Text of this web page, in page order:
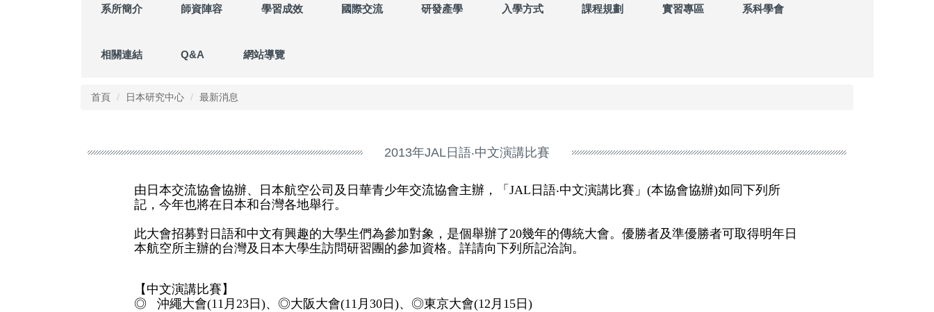
系所簡介 師資陣容 學習成效 國際交流 研發產學 入學方式 課程規劃 實習專區 系科學會
相關連結 Q&A 網站導覽
首頁 日本研究中心 最新消息
2013年JAL日語‧中文演講比賽
由日本交流協會協辦、日本航空公司及日華青少年交流協會主辦，「JAL日語‧中文演講比賽」(本協會協辦)如同下列所
記，今年也將在日本和台灣各地舉行。
此大會招募對日語和中文有興趣的大學生們為參加對象，是個舉辦了20幾年的傳統大會。優勝者及準優勝者可取得明年日
本航空所主辦的台灣及日本大學生訪問研習團的參加資格。詳請向下列所記洽詢。
【中文演講比賽】
◎ 沖繩大會(11月23日)、◎大阪大會(11月30日)、◎東京大會(12月15日)